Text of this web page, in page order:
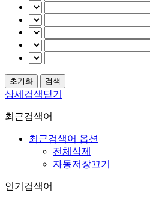
상세검색닫기
최근검색어
최근검색어 옵션
전체삭제
자동저장끄기
인기검색어